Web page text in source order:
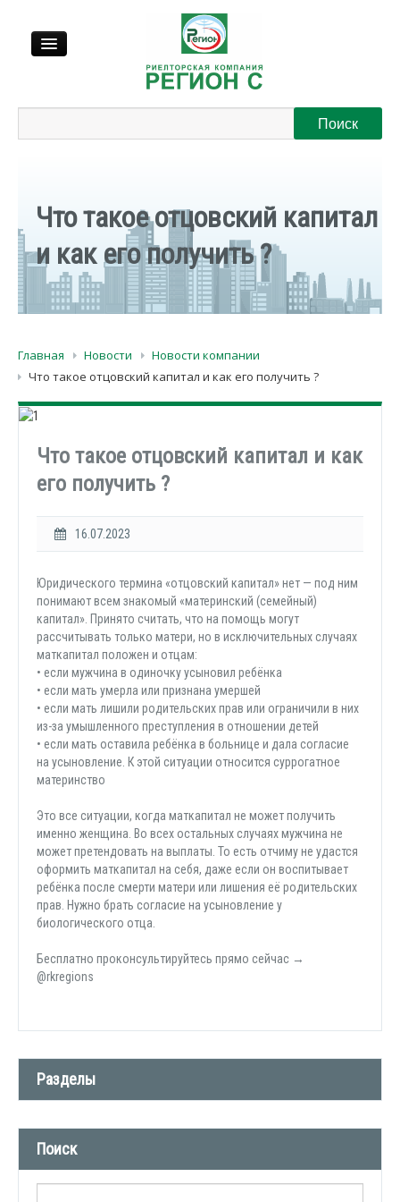
Выкуп
Регионы
Контакты
Что такое отцовский капитал
и как его получить ?
Главная Новости
Новости компании
Что такое отцовский капитал и как его получить ?
Что такое отцовский капитал и как
его получить ?
16.07.2023
Юридического термина «отцовский капитал» нет — под ним
понимают всем знакомый «материнский (семейный)
капитал». Принято считать, что на помощь могут
рассчитывать только матери, но в исключительных случаях
маткапитал положен и отцам:
• если мужчина в одиночку усыновил ребёнка
• если мать умерла или признана умершей
• если мать лишили родительских прав или ограничили в них
из-за умышленного преступления в отношении детей
• если мать оставила ребёнка в больнице и дала согласие
на усыновление. К этой ситуации относится суррогатное
материнство
Это все ситуации, когда маткапитал не может получить
именно женщина. Во всех остальных случаях мужчина не
может претендовать на выплаты. То есть отчиму не удастся
оформить маткапитал на себя, даже если он воспитывает
ребёнка после смерти матери или лишения её родительских
прав. Нужно брать согласие на усыновление у
биологического отца.
Бесплатно проконсультируйтесь прямо сейчас →
@rkregions
Разделы
Новости компании (509)
СМИ о нас (1)
Поиск